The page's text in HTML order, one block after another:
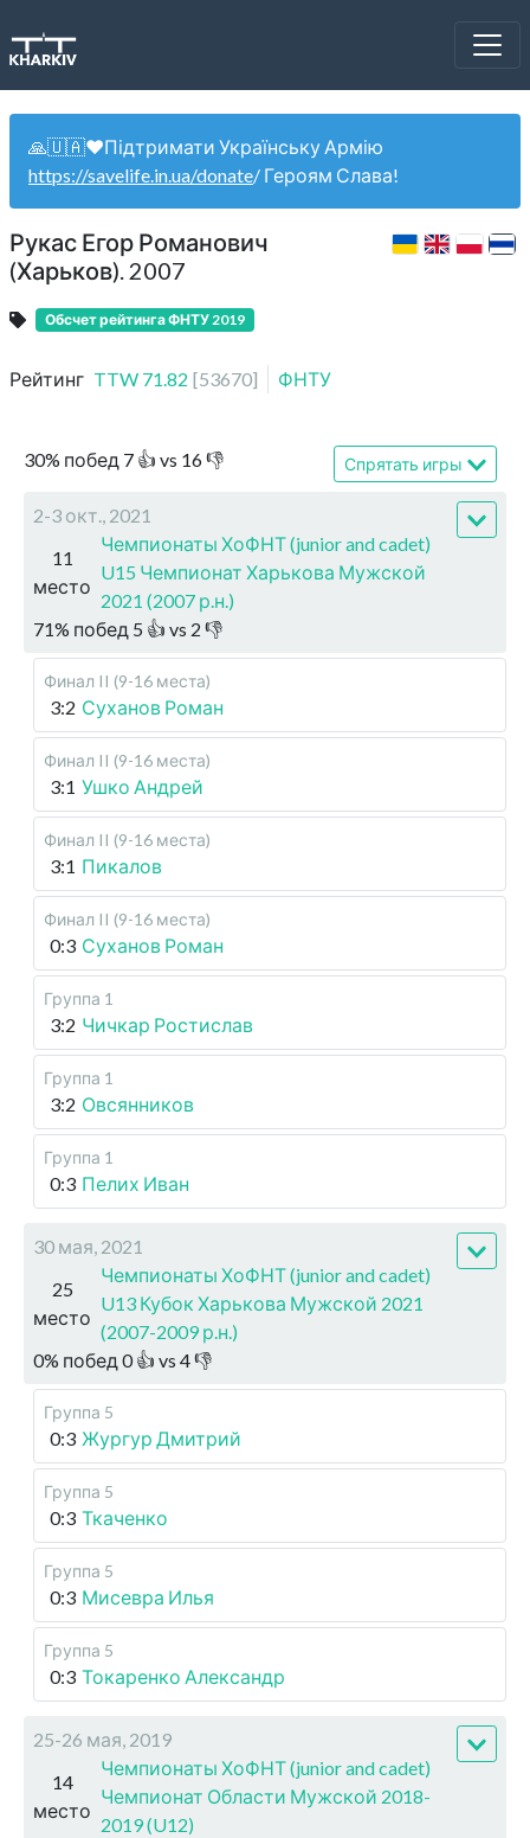
🙏🇺🇦❤️Підтримати Українську Армію
https://savelife.in.ua/donate/ Героям Слава!
Рукас Егор Романович
(Харьков). 2007
Обсчет рейтинга ФНТУ 2019
Рейтинг TTW 71.82 [53670] ФНТУ
30% побед 7 👍 vs 16👎 Спрятать игры
2-3 окт., 2021
11
место
Чемпионаты ХоФНТ (junior and cadet)
U15 Чемпионат Харькова Мужской
2021 (2007 р.н.)
71% побед 5 👍 vs 2 👎
Финал II (9-16 места)
3:2 Суханов Роман
Финал II (9-16 места)
3:1 Ушко Андрей
Финал II (9-16 места)
3:1 Пикалов
Финал II (9-16 места)
0:3 Суханов Роман
Группа 1
3:2 Чичкар Ростислав
Группа 1
3:2 Овсянников
Группа 1
0:3 Пелих Иван
30 мая, 2021
25
место
Чемпионаты ХоФНТ (junior and cadet)
U13 Кубок Харькова Мужской 2021
(2007-2009 р.н.)
0% побед 0👍 vs 4👎
Группа 5
0:3 Жургур Дмитрий
Группа 5
0:3 Ткаченко
Группа 5
0:3 Мисевра Илья
Группа 5
0:3 Токаренко Александр
25-26 мая, 2019
14
место
Чемпионаты ХоФНТ (junior and cadet)
Чемпионат Области Мужской 2018-
2019 (U12)